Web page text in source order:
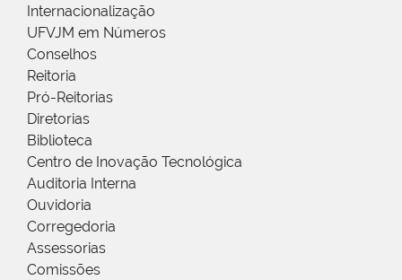
Internacionalização
UFVJM em Números
Conselhos
Reitoria
Pró-Reitorias
Diretorias
Biblioteca
Centro de Inovação Tecnológica
Auditoria Interna
Ouvidoria
Corregedoria
Assessorias
Comissões